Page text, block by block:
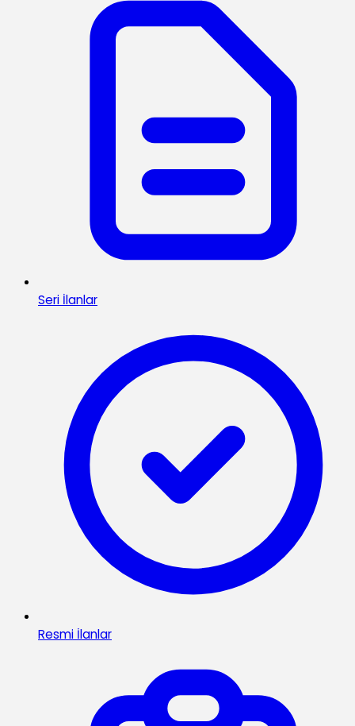
Seri İlanlar
Resmi İlanlar